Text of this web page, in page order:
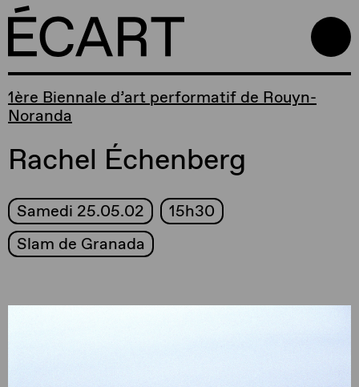
1ère Biennale d’art performatif de Rouyn-
Noranda
Rachel Échenberg
Samedi 25.05.02
15h30
Slam de Granada